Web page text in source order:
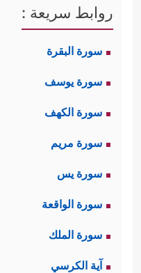
روابط سريعة :
سورة البقرة
سورة يوسف
سورة الكهف
سورة مريم
سورة يس
سورة الواقعة
سورة الملك
آية الكرسي